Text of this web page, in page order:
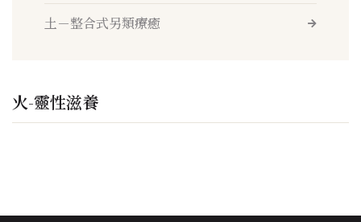
土－整合式另類療癒
火-靈性滋養